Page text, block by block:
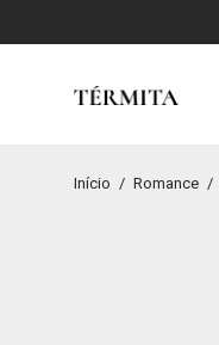
Início / Romance /